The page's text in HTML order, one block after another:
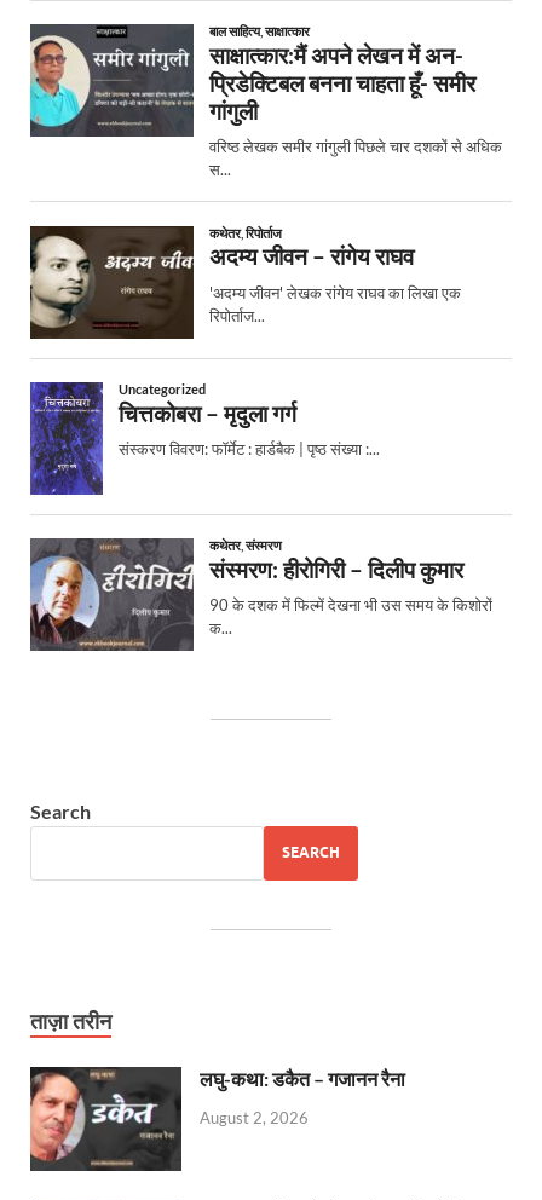
Search
SEARCH
ताज़ा तरीन
लघु-कथा: डकैत – गजानन रैना
August 2, 2026